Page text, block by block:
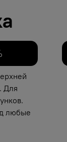
Для
любые